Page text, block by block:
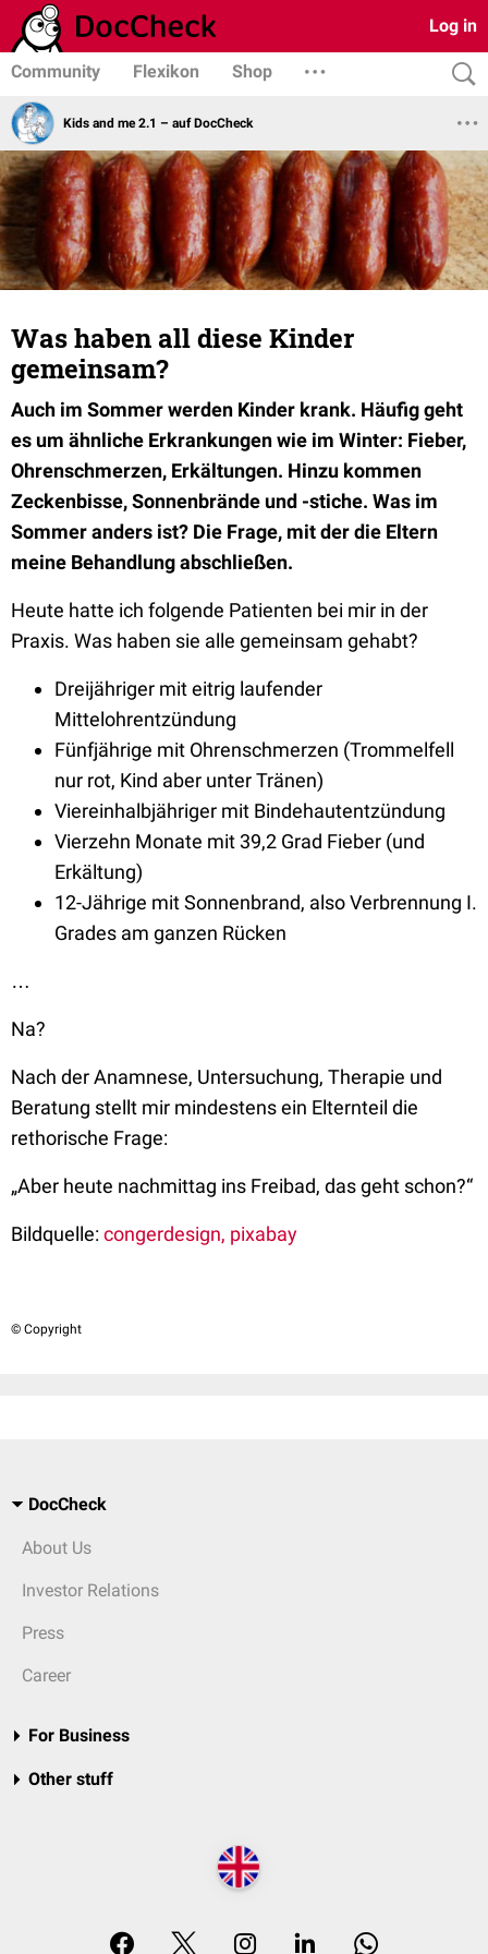
Log in
Community Flexikon Shop
Kids and me 2.1 – auf DocCheck
Was haben all diese Kinder
gemeinsam?
Auch im Sommer werden Kinder krank. Häufig geht
es um ähnliche Erkrankungen wie im Winter: Fieber,
Ohrenschmerzen, Erkältungen. Hinzu kommen
Zeckenbisse, Sonnenbrände und -stiche. Was im
Sommer anders ist? Die Frage, mit der die Eltern
meine Behandlung abschließen.
Heute hatte ich folgende Patienten bei mir in der
Praxis. Was haben sie alle gemeinsam gehabt?
Dreijähriger mit eitrig laufender
Mittelohrentzündung
Fünfjährige mit Ohrenschmerzen (Trommelfell
nur rot, Kind aber unter Tränen)
Viereinhalbjähriger mit Bindehautentzündung
Vierzehn Monate mit 39,2 Grad Fieber (und
Erkältung)
12-Jährige mit Sonnenbrand, also Verbrennung I.
Grades am ganzen Rücken
…
Na?
Nach der Anamnese, Untersuchung, Therapie und
Beratung stellt mir mindestens ein Elternteil die
rethorische Frage:
„Aber heute nachmittag ins Freibad, das geht schon?“
Bildquelle:congerdesign, pixabay
© Copyright
DocCheck
About Us
Investor Relations
Press
Career
For Business
Other stuff